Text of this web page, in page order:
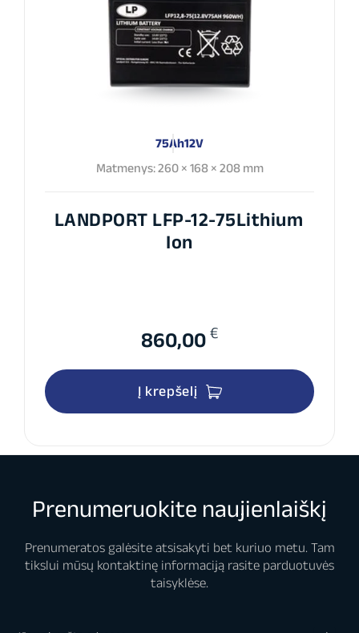
75Ah12V
Matmenys: 260 × 168 × 208 mm
LANDPORT LFP-12-75Lithium
Ion
860,00 €
Į krepšelį
Prenumeruokite naujienlaiškį
Prenumeratos galėsite atsisakyti bet kuriuo metu. Tam
tikslui mūsų kontaktinę informaciją rasite parduotuvės
taisyklėse.